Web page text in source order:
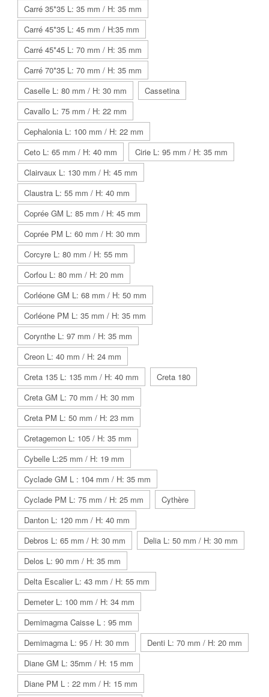
Carré 35*35 L: 35 mm / H: 35 mm
Carré 45*35 L: 45 mm / H:35 mm
Carré 45*45 L: 70 mm / H: 35 mm
Carré 70*35 L: 70 mm / H: 35 mm
Caselle L: 80 mm / H: 30 mm
Cassetina
Cavallo L: 75 mm / H: 22 mm
Cephalonia L: 100 mm / H: 22 mm
Ceto L: 65 mm / H: 40 mm
Cirie L: 95 mm / H: 35 mm
Clairvaux L: 130 mm / H: 45 mm
Claustra L: 55 mm / H: 40 mm
Coprée GM L: 85 mm / H: 45 mm
Coprée PM L: 60 mm / H: 30 mm
Corcyre L: 80 mm / H: 55 mm
Corfou L: 80 mm / H: 20 mm
Corléone GM L: 68 mm / H: 50 mm
Corléone PM L: 35 mm / H: 35 mm
Corynthe L: 97 mm / H: 35 mm
Creon L: 40 mm / H: 24 mm
Creta 135 L: 135 mm / H: 40 mm
Creta 180
Creta GM L: 70 mm / H: 30 mm
Creta PM L: 50 mm / H: 23 mm
Cretagemon L: 105 / H: 35 mm
Cybelle L:25 mm / H: 19 mm
Cyclade GM L : 104 mm / H: 35 mm
Cyclade PM L: 75 mm / H: 25 mm
Cythère
Danton L: 120 mm / H: 40 mm
Debros L: 65 mm / H: 30 mm
Delia L: 50 mm / H: 30 mm
Delos L: 90 mm / H: 35 mm
Delta Escalier L: 43 mm / H: 55 mm
Demeter L: 100 mm / H: 34 mm
Demimagma Caisse L : 95 mm
Demimagma L: 95 / H: 30 mm
Denti L: 70 mm / H: 20 mm
Diane GM L: 35mm / H: 15 mm
Diane PM L : 22 mm / H: 15 mm